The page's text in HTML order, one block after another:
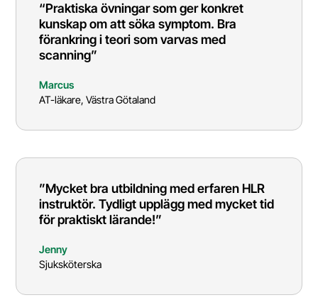
“Praktiska övningar som ger konkret
kunskap om att söka symptom. Bra
förankring i teori som varvas med
scanning”
Marcus
AT-läkare, Västra Götaland
”Mycket bra utbildning med erfaren HLR
instruktör. Tydligt upplägg med mycket tid
för praktiskt lärande!”
Jenny
Sjuksköterska